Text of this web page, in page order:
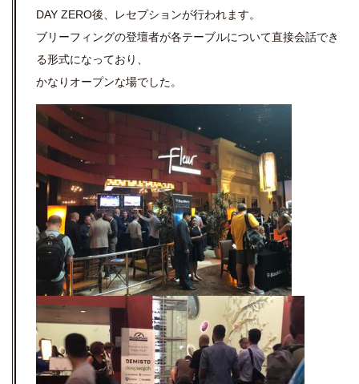
DAY ZERO後、レセプションが行われます。
ブリーフィングの登壇者が各テーブルについて直接会話でき
る形式になっており、
かなりオープンな場でした。